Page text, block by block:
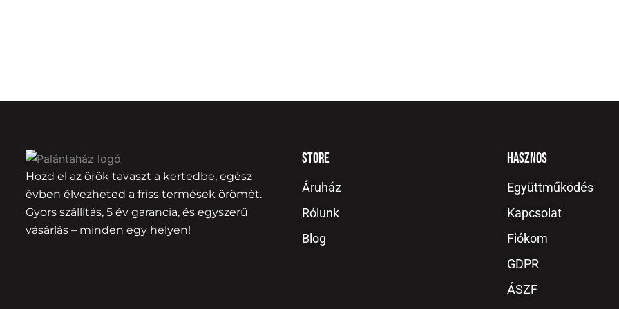
Hozd el az örök tavaszt a kertedbe, egész
évben élvezheted a friss termések örömét.
Gyors szállítás, 5 év garancia, és egyszerű
vásárlás – minden egy helyen!
Store
Áruház
Rólunk
Blog
Hasznos
Együttműködés
Kapcsolat
Fiókom
GDPR
ÁSZF